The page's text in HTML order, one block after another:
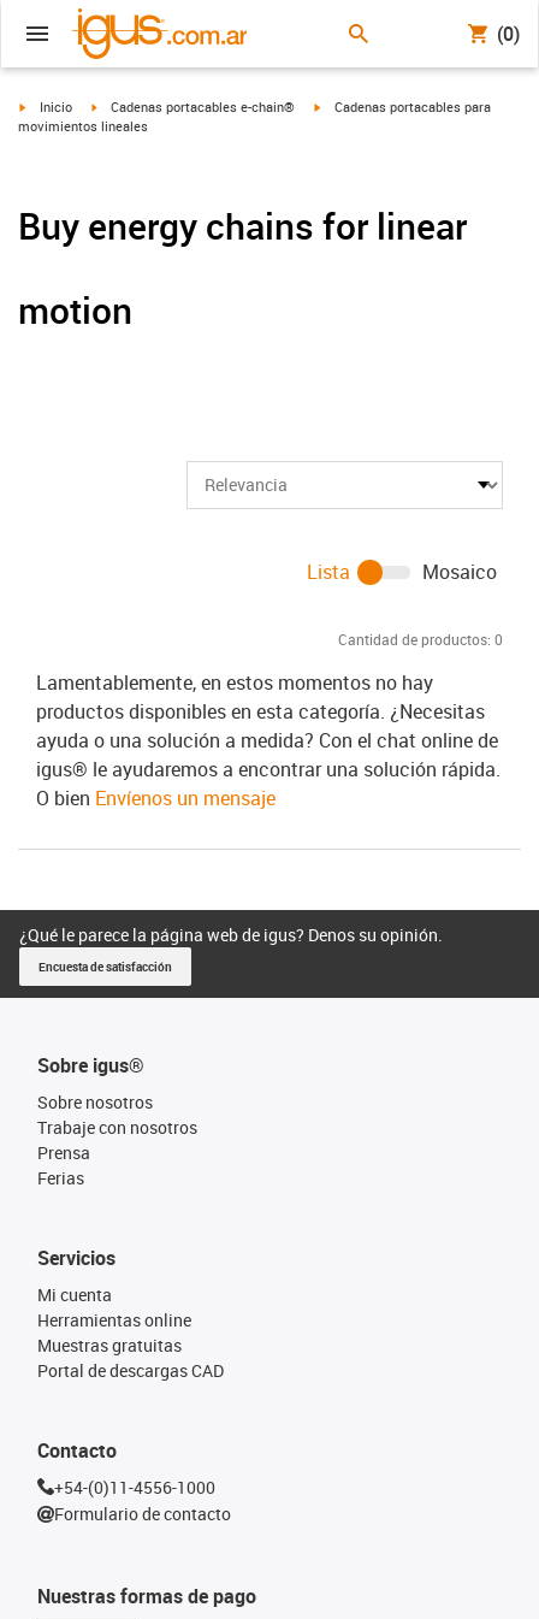
(0)
igus-icon-arrow-right
Inicio igus-icon-arrow-right
Cadenas portacables e-chain® igus-icon-arrow-right
Cadenas portacables para
movimientos lineales
Buy energy chains for linear
motion
Cantidad de productos: 0
Lista Mosaico
Lamentablemente, en estos momentos no hay
productos disponibles en esta categoría. ¿Necesitas
ayuda o una solución a medida? Con el chat online de
igus® le ayudaremos a encontrar una solución rápida.
O bien Envíenos un mensaje
¿Qué le parece la página web de igus? Denos su opinión.
Encuesta de satisfacción
Sobre igus®
Sobre nosotros
Trabaje con nosotros
Prensa
Ferias
Nuestras formas de pago
Servicios
Mi cuenta
Herramientas online
Muestras gratuitas
Portal de descargas CAD
Contacto
+54-(0)11-4556-1000
Formulario de contacto